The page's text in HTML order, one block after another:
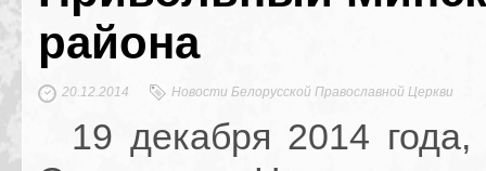
района
20.12.2014 Новости Белорусской Православной Церкви
19 декабря 2014 года,